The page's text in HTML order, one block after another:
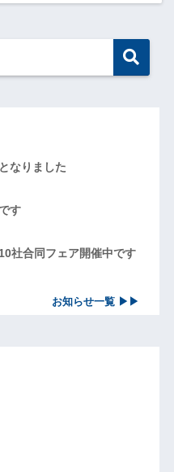
なりました
す
社合同フェア開催中です
お知らせ一覧 ▶▶